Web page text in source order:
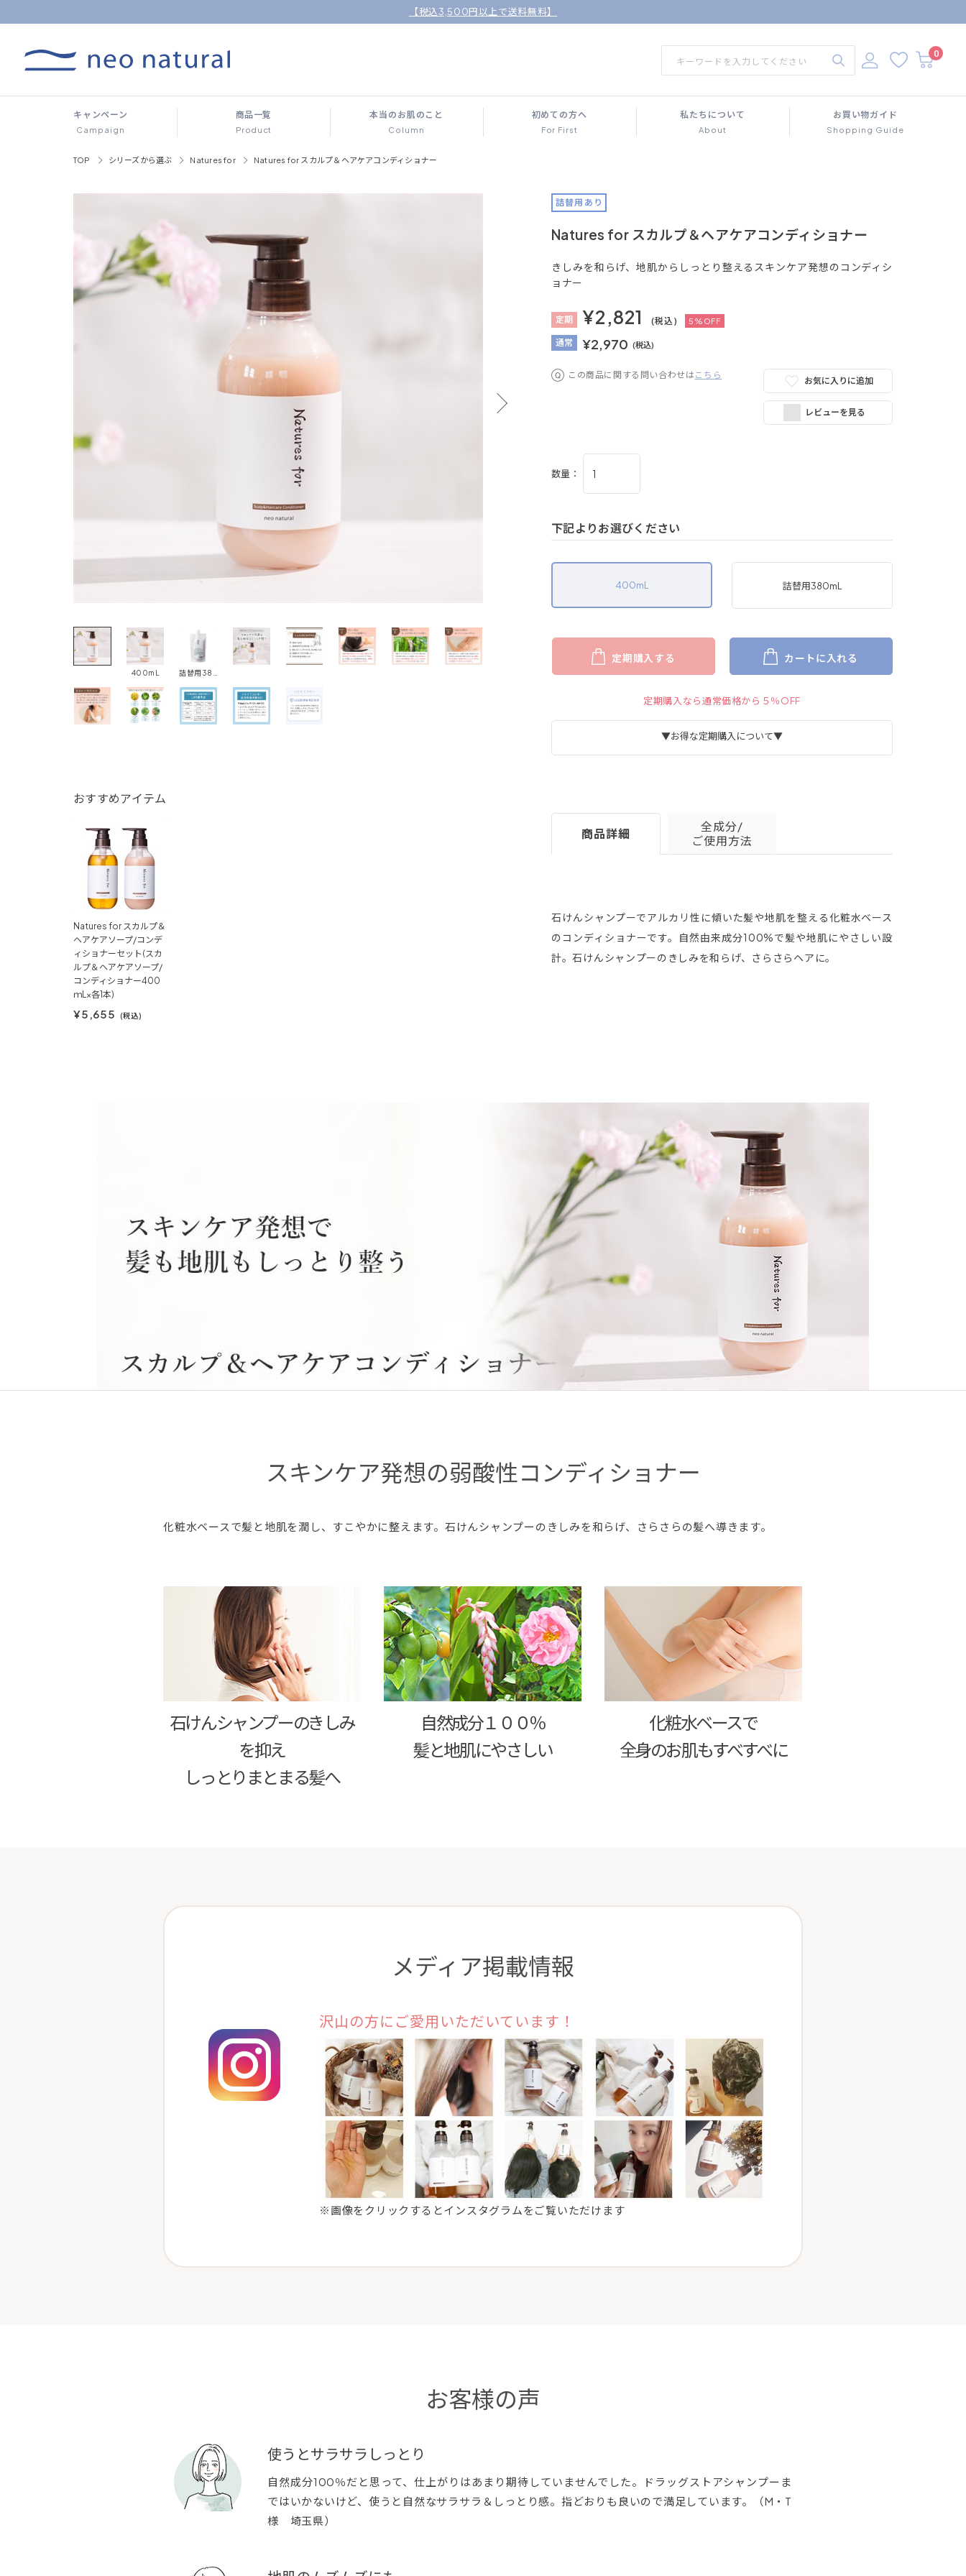
【税込3,500円以上で送料無料】
0
キャンペーン
Campaign
商品一覧
Product
本当のお肌のこと
Column
初めての方へ
For First
私たちについて
About
お買い物ガイド
Shopping Guide
TOP シリーズから選ぶ Natures for Natures for スカルプ＆ヘアケアコンディショナー
400mL
おすすめアイテム
Natures for スカルプ＆
ヘアケアソープ/コンデ
ィショナーセット(スカ
ルプ＆ヘアケアソープ/
コンディショナー400
ｍL×各1本)
¥5,655 (税込)
詰替用あり
Natures for スカルプ＆ヘアケアコンディショナー
きしみを和らげ、地肌からしっとり整えるスキンケア発想のコンディシ
ョナー
定期 ¥2,821 (税込) 5%OFF
通常 ¥2,970 (税込)
この商品に関する問い合わせは こちら
お気に入りに追加
レビューを見る
数量：
下記よりお選びください
400mL 詰替用380mL
定期購入する カートに入れる
定期購入なら通常価格から５％OFF
▼お得な定期購入について▼
詳細はこちら＞
商品詳細
全成分/
ご使用方法
石けんシャンプーでアルカリ性に傾いた髪や地肌を整える化粧水ベース
のコンディショナーです。自然由来成分100%で髪や地肌にやさしい設
計。石けんシャンプーのきしみを和らげ、さらさらヘアに。
スキンケア発想の弱酸性コンディショナー
化粧水ベースで髪と地肌を潤し、すこやかに整えます。石けんシャンプーのきしみを和らげ、さらさらの髪へ導きます。
石けんシャンプーのきしみ
を抑え
しっとりまとまる髪へ
自然成分１００％
髪と地肌にやさしい
化粧水ベースで
全身のお肌もすべすべに
メディア掲載情報
沢山の方にご愛用いただいています！
※画像をクリックするとインスタグラムをご覧いただけます
お客様の声
使うとサラサラしっとり
自然成分100％だと思って、仕上がりはあまり期待していませんでした。ドラッグストアシャンプーま
ではいかないけど、使うと自然なサラサラ＆しっとり感。指どおりも良いので満足しています。（M・T
様 埼玉県）